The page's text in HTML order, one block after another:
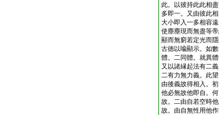
此。以彼持此此相
多即一。又由彼此
大小即入一多相容
使塵塵現而無盡等
顯而無窮若定光而
古徳以喩顯示。如
體。二同體。就異
又以諸縁起法有二
二有力無力義。此
由後義故得相入。
他必無故他即自。
故。二由自若空時
故。由自無性用他